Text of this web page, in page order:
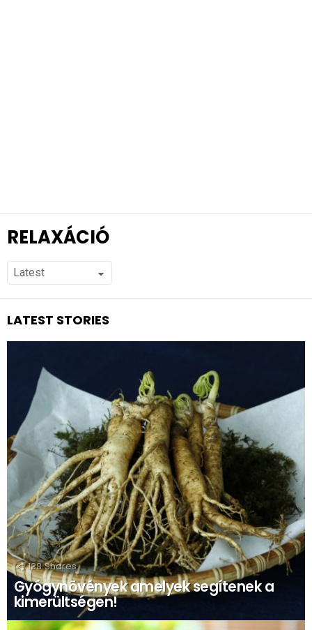
RELAXÁCIÓ
LATEST STORIES
138 Shares
Gyógynövények amelyek segítenek a
kimerültségen!